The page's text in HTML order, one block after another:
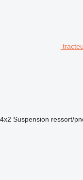
4x2 Suspension ressort/